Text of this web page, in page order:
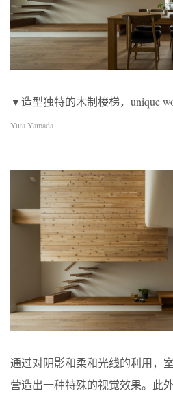
▼造型独特的木制楼梯，unique
Yuta Yamada
通过对阴影和柔和光线的利用，
营造出一种特殊的视觉效果。此